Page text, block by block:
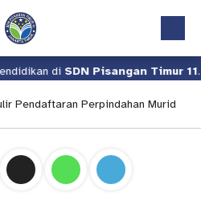
diSDN Pisangan Timur 11.
Pendaftaran Perpindahan Murid